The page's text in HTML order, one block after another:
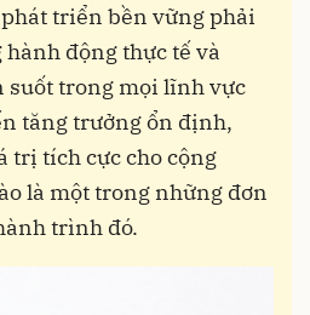
triển bền vững phải
động thực tế và
suốt trong mọi lĩnh vực
tăng trưởng ổn định,
trị tích cực cho cộng
là một trong những đơn
trình đó.